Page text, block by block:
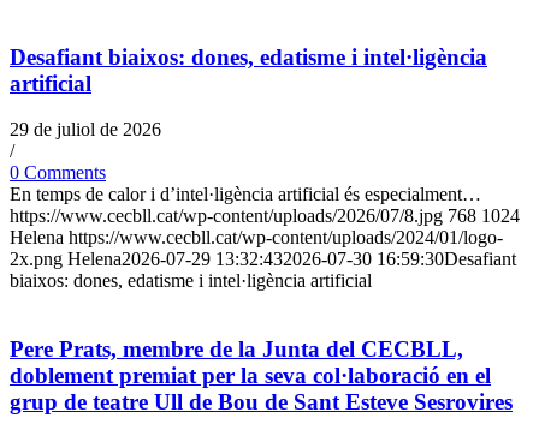
Desafiant biaixos: dones, edatisme i intel·ligència
artificial
29 de juliol de 2026
/
0 Comments
En temps de calor i d’intel·ligència artificial és especialment…
https://www.cecbll.cat/wp-content/uploads/2026/07/8.jpg 768 1024
Helena https://www.cecbll.cat/wp-content/uploads/2024/01/logo-
2x.png Helena2026-07-29 13:32:432026-07-30 16:59:30Desafiant
biaixos: dones, edatisme i intel·ligència artificial
Pere Prats, membre de la Junta del CECBLL,
doblement premiat per la seva col·laboració en el
grup de teatre Ull de Bou de Sant Esteve Sesrovires